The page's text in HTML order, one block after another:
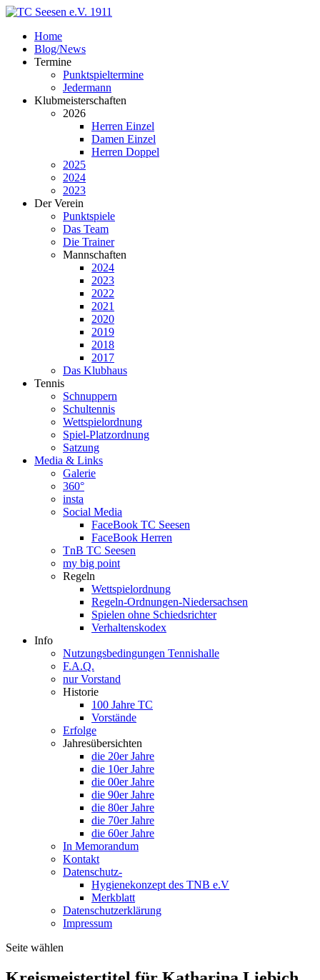
Home
Blog/News
Termine
Punktspieltermine
Jedermann
Klubmeisterschaften
2026
Herren Einzel
Damen Einzel
Herren Doppel
2025
2024
2023
Der Verein
Punktspiele
Das Team
Die Trainer
Mannschaften
2024
2023
2022
2021
2020
2019
2018
2017
Das Klubhaus
Tennis
Schnuppern
Schultennis
Wettspielordnung
Spiel-Platzordnung
Satzung
Media & Links
Galerie
360°
insta
Social Media
FaceBook TC Seesen
FaceBook Herren
TnB TC Seesen
my big point
Regeln
Wettspielordnung
Regeln-Ordnungen-Niedersachsen
Spielen ohne Schiedsrichter
Verhaltenskodex
Info
Nutzungsbedingungen Tennishalle
F.A.Q.
nur Vorstand
Historie
100 Jahre TC
Vorstände
Erfolge
Jahresübersichten
die 20er Jahre
die 10er Jahre
die 00er Jahre
die 90er Jahre
die 80er Jahre
die 70er Jahre
die 60er Jahre
In Memorandum
Kontakt
Datenschutz-
Hygienekonzept des TNB e.V
Merkblatt
Datenschutzerklärung
Impressum
Seite wählen